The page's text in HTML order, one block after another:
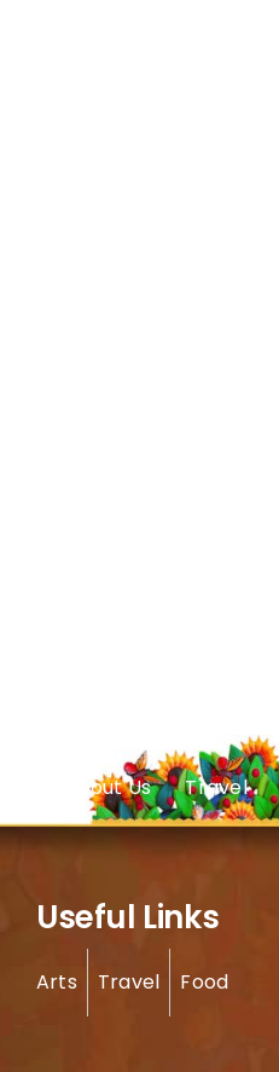
About Us Travel
Useful Links
Arts Travel Food